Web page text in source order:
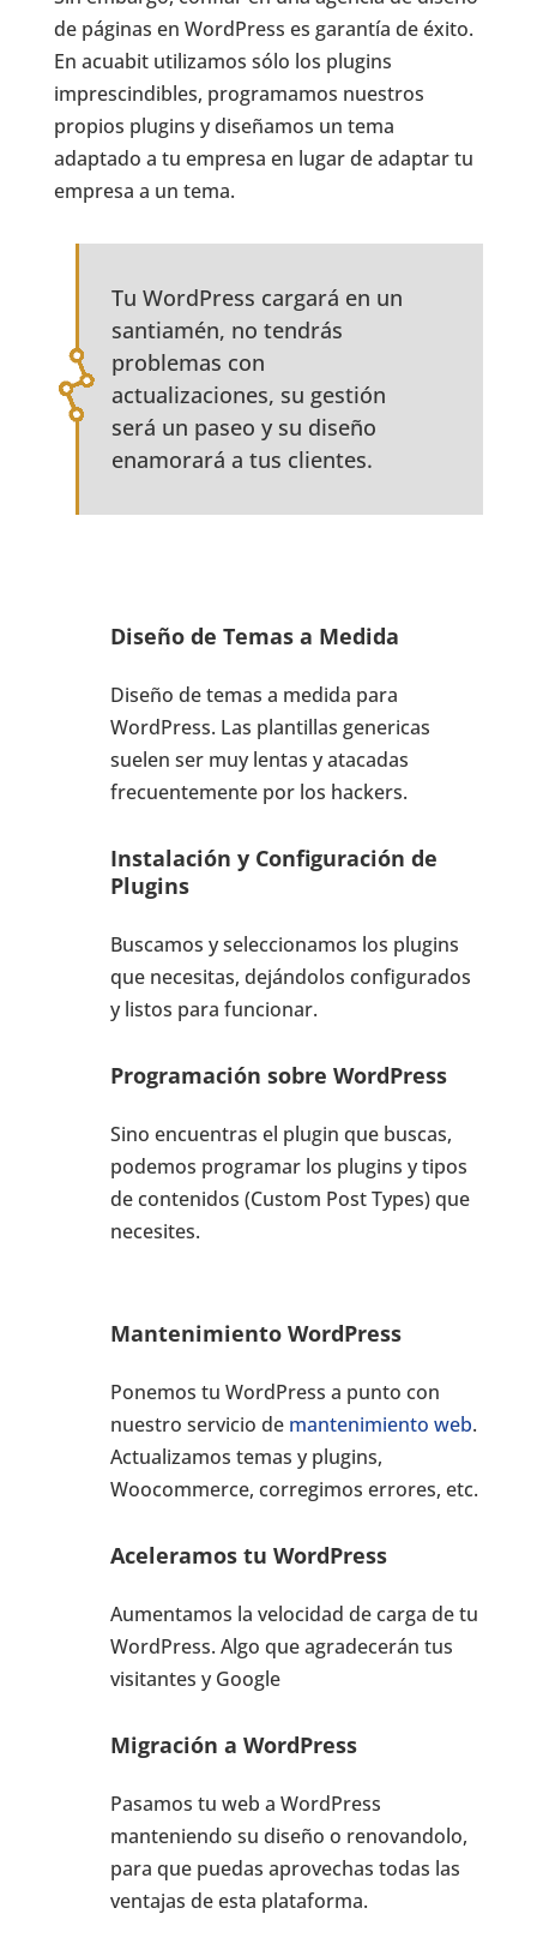
de páginas en WordPress es garantía de éxito.
En acuabit utilizamos sólo los plugins
imprescindibles, programamos nuestros
propios plugins y diseñamos un tema
adaptado a tu empresa en lugar de adaptar tu
empresa a un tema.
Tu WordPress cargará en un
santiamén, no tendrás
problemas con
actualizaciones, su gestión
será un paseo y su diseño
enamorará a tus clientes.
Diseño de Temas a Medida
Diseño de temas a medida para
WordPress. Las plantillas genericas
suelen ser muy lentas y atacadas
frecuentemente por los hackers.
Instalación y Configuración de
Plugins
Buscamos y seleccionamos los plugins
que necesitas, dejándolos configurados
y listos para funcionar.
Programación sobre WordPress
Sino encuentras el plugin que buscas,
podemos programar los plugins y tipos
de contenidos (Custom Post Types) que
necesites.
Mantenimiento WordPress
Ponemos tu WordPress a punto con
nuestro servicio de mantenimiento web.
Actualizamos temas y plugins,
Woocommerce, corregimos errores, etc.
Aceleramos tu WordPress
Aumentamos la velocidad de carga de tu
WordPress. Algo que agradecerán tus
visitantes y Google
Migración a WordPress
Pasamos tu web a WordPress
manteniendo su diseño o renovandolo,
para que puedas aprovechas todas las
ventajas de esta plataforma.